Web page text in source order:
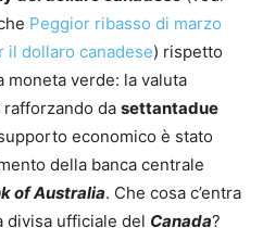
Peggior ribasso di marzo
il dollaro canadese) rispetto
moneta verde: la valuta
da settantadue
economico è stato
della banca centrale
of Australia. Che cosa c’entra
divisa ufficiale del Canada?